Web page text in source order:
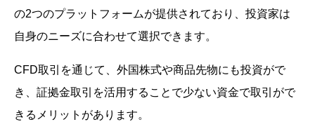
の2つのプラットフォームが提供されており、投資家は
自身のニーズに合わせて選択できます。
CFD取引を通じて、外国株式や商品先物にも投資がで
き、証拠金取引を活用することで少ない資金で取引がで
きるメリットがあります。